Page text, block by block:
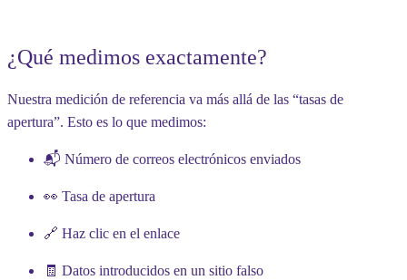
¿Qué medimos exactamente?
Nuestra medición de referencia va más allá de las “tasas de
apertura”. Esto es lo que medimos:
📬 Número de correos electrónicos enviados
👀 Tasa de apertura
🔗 Haz clic en el enlace
🧾 Datos introducidos en un sitio falso